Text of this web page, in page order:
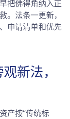
把佛得角纳入正
。法条一更新，
申请清单和优先
新法，
产按“传统标